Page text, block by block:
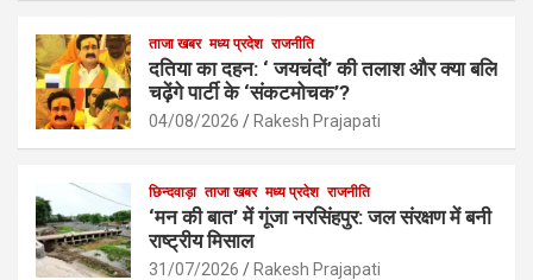
b
o
o
s
A
p
p
e
ताजा खबर मध्य प्रदेश राजनीति
दतिया का दहन: ‘ जयचंदों’ की तलाश और क्या बलि
चढ़ेंगे पार्टी के ‘संकटमोचक’?
04/08/2026 Rakesh Prajapati
छिन्दवाड़ा ताजा खबर मध्य प्रदेश राजनीति
‘मन की बात’ में गूंजा नरसिंहपुर: जल संरक्षण में बनी
राष्ट्रीय मिसाल
31/07/2026 Rakesh Prajapati